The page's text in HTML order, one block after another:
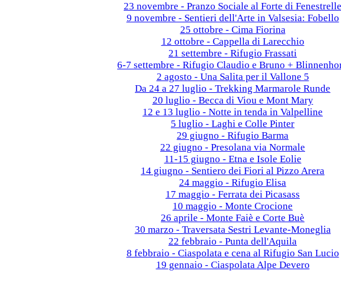
23 novembre - Pranzo Sociale al Forte di Fenestrelle
9 novembre - Sentieri dell'Arte in Valsesia: Fobello
25 ottobre - Cima Fiorina
12 ottobre - Cappella di Larecchio
21 settembre - Rifugio Frassati
6-7 settembre - Rifugio Claudio e Bruno +
2 agosto - Una Salita per il Vallone 5
Da 24 a 27 luglio - Trekking Marmarole Runde
20 luglio - Becca di Viou e Mont Mary
12 e 13 luglio - Notte in tenda in Valpelline
5 luglio - Laghi e Colle Pinter
29 giugno - Rifugio Barma
22 giugno - Presolana via Normale
11-15 giugno - Etna e Isole Eolie
14 giugno - Sentiero dei Fiori al Pizzo Arera
24 maggio - Rifugio Elisa
17 maggio - Ferrata dei Picasass
10 maggio - Monte Crocione
26 aprile - Monte Faiè e Corte Buè
30 marzo - Traversata Sestri Levante-Moneglia
22 febbraio - Punta dell'Aquila
8 febbraio - Ciaspolata e cena al Rifugio San Lucio
19 gennaio - Ciaspolata Alpe Devero